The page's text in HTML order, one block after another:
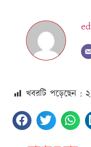
খবরটি পড়েছেন :